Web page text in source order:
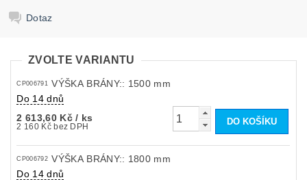
Dotaz
ZVOLTE VARIANTU
CP006791
VÝŠKA BRÁNY:: 1500 mm
Do 14 dnů
2 613,60 Kč/ ks
2 160 Kč bez DPH
CP006792 VÝŠKA BRÁNY:: 1800 mm
Do 14 dnů